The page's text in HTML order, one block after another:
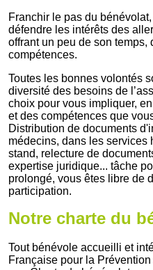
Franchir le pas du
défendre les intérêts des
offrant un peu de son
compétences.
Toutes les bonnes volontés
diversité des besoins de
choix pour vous impliquer,
et des compétences que
Distribution de documents
médecins, dans les services
stand, relecture de
expertise juridique... tâche
prolongé, vous êtes libre de
participation.
Notre charte du
Tout bénévole accueilli et
Française pour la